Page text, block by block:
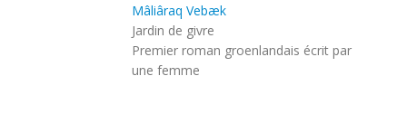
Mâliâraq Vebæk
Jardin de givre
Premier roman groenlandais écrit par
une femme